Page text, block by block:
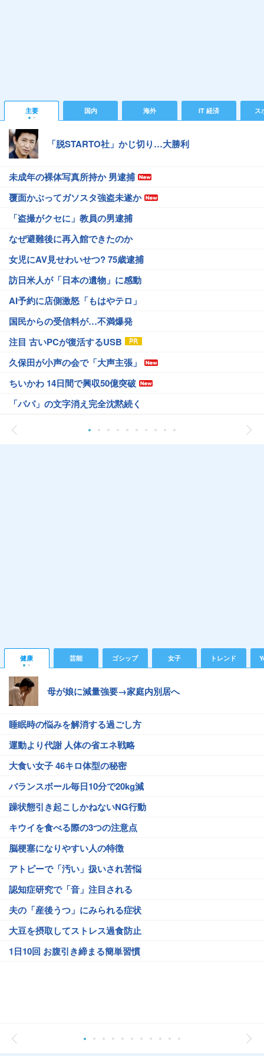
主要 国内 海外 IT 経済 ス
「脱STARTO社」かじ切り…大勝利
未成年の裸体写真所持か 男逮捕
覆面かぶってガソスタ強盗未遂か
「盗撮がクセに」教員の男逮捕
なぜ避難後に再入館できたのか
女児にAV見せわいせつ? 75歳逮捕
訪日米人が「日本の遺物」に感動
AI予約に店側激怒「もはやテロ」
国民からの受信料が…不満爆発
注目 古いPCが復活するUSB
久保田が小声の会で「大声主張」
ちいかわ 14日間で興収50億突破
「パパ」の文字消え完全沈黙続く
健康 芸能 ゴシップ 女子 トレンド
母が娘に減量強要→家庭内別居へ
睡眠時の悩みを解消する過ごし方
運動より代謝 人体の省エネ戦略
大食い女子 46キロ体型の秘密
バランスボール毎日10分で20kg減
躁状態引き起こしかねないNG行動
キウイを食べる際の3つの注意点
脳梗塞になりやすい人の特徴
アトピーで「汚い」扱いされ苦悩
認知症研究で「音」注目される
夫の「産後うつ」にみられる症状
大豆を摂取してストレス過食防止
1日10回 お腹引き締まる簡単習慣